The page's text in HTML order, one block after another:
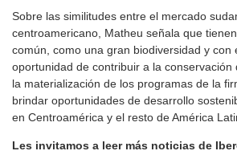
Sobre las similitudes entre el mercado
centroamericano, Matheu señala que
común, como una gran biodiversidad y con
oportunidad de contribuir a la conservación
la materialización de los programas de la
brindar oportunidades de desarrollo
en Centroamérica y el resto de América
Les invitamos a leer más noticias de